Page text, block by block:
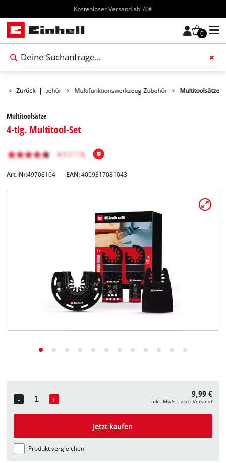
Kostenloser Versand ab 70€
0
Zurück |
Werkzeug-Zubehör Multifunktionswerkzeug-Zubehör Multitoolsätze
Multitoolsätze
4-tlg. Multitool-Set
Art.-Nr:49708104 EAN:4009317081043
-
Quantity
+ 9,99 €
inkl. MwSt., zzgl. Versand
Jetzt kaufen
Produkt vergleichen